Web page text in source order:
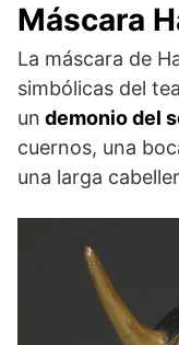
Máscara
La máscara de
simbólicas del
un demonio del
cuernos, una
una larga